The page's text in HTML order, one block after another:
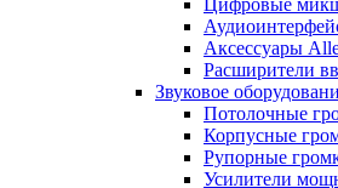
Цифровые
Аксессуары
Расширители
Звуковое
Потолочные
Корпусные
Рупорные
Усилители